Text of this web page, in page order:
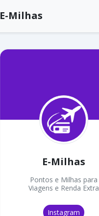
E-Milhas
E-Milhas
Pontos e Milhas para
Viagens e Renda Extra
Instagram